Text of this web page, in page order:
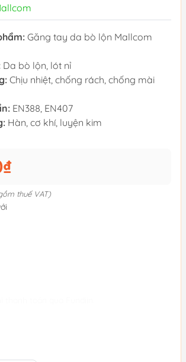
Găng tay da bò lộn Mallcom
Da bò lộn, lót nỉ
Chịu nhiệt, chống rách, chống mài
EN388, EN407
Hàn, cơ khí, luyện kim
thuế VAT)